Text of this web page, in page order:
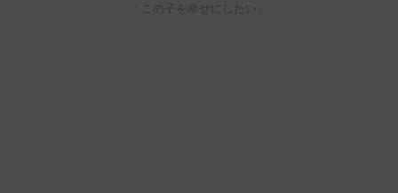
「この子を幸せにしたい」